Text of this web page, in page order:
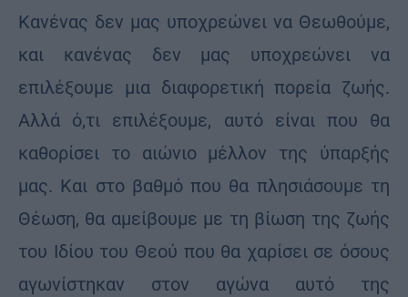
Κανένας δεν μας υποχρεώνει να Θεωθούμε,
και κανένας δεν μας υποχρεώνει να
επιλέξουμε μια διαφορετική πορεία ζωής.
Αλλά ό,τι επιλέξουμε, αυτό είναι που θα
καθορίσει το αιώνιο μέλλον της ύπαρξής
μας. Και στο βαθμό που θα πλησιάσουμε τη
Θέωση, θα αμείβουμε με τη βίωση της ζωής
του Ιδίου του Θεού που θα χαρίσει σε όσους
αγωνίστηκαν στον αγώνα αυτό της